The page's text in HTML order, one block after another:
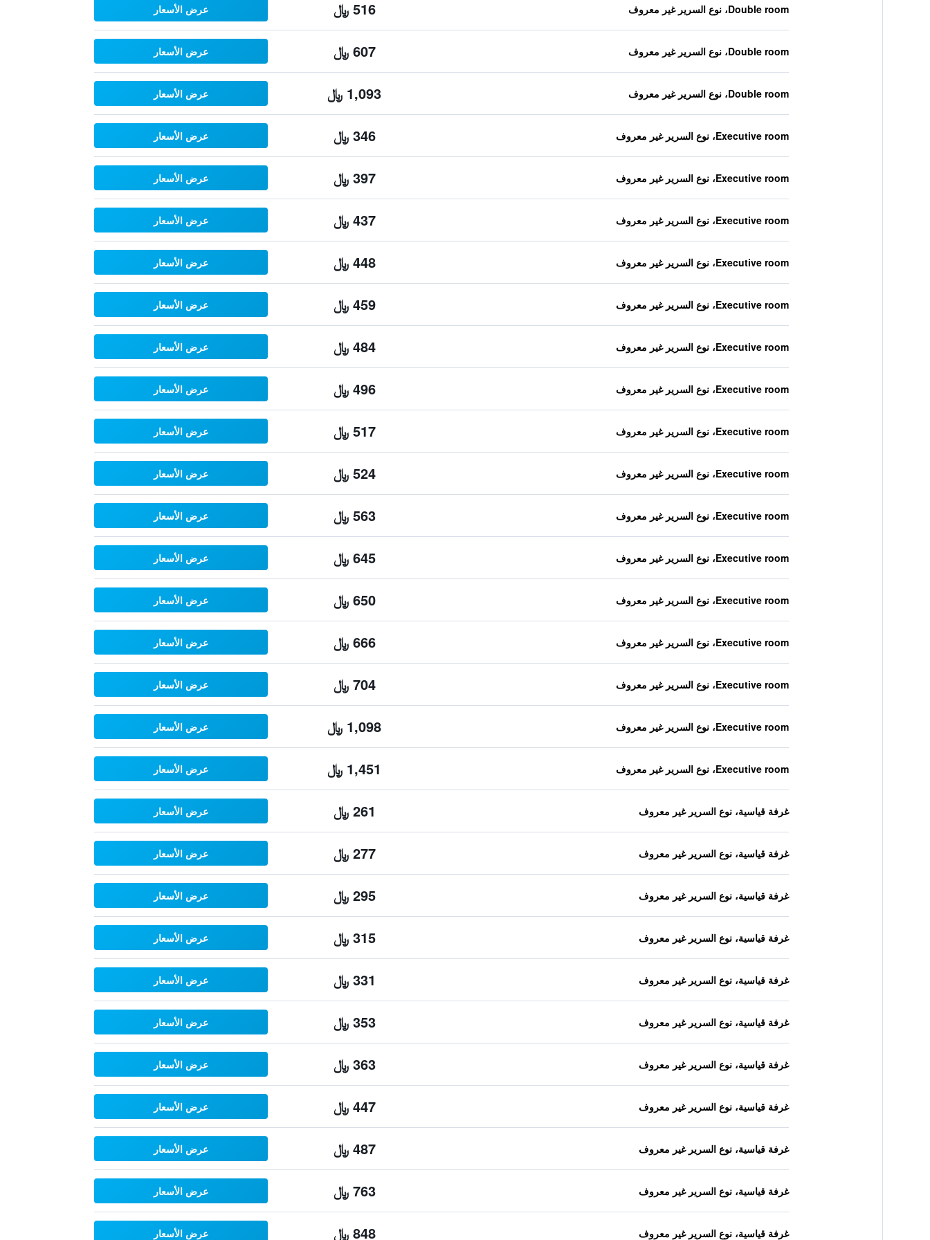
Double room، نوع السرير غير معروف 516 ﷼ عرض الأسعار
Double room، نوع السرير غير معروف 607 ﷼ عرض الأسعار
Double room، نوع السرير غير معروف 1,093 ﷼ عرض الأسعار
Executive room، نوع السرير غير معروف 346 ﷼ عرض الأسعار
Executive room، نوع السرير غير معروف 397 ﷼ عرض الأسعار
Executive room، نوع السرير غير معروف 437 ﷼ عرض الأسعار
Executive room، نوع السرير غير معروف 448 ﷼ عرض الأسعار
Executive room، نوع السرير غير معروف 459 ﷼ عرض الأسعار
Executive room، نوع السرير غير معروف 484 ﷼ عرض الأسعار
Executive room، نوع السرير غير معروف 496 ﷼ عرض الأسعار
Executive room، نوع السرير غير معروف 517 ﷼ عرض الأسعار
Executive room، نوع السرير غير معروف 524 ﷼ عرض الأسعار
Executive room، نوع السرير غير معروف 563 ﷼ عرض الأسعار
Executive room، نوع السرير غير معروف 645 ﷼ عرض الأسعار
Executive room، نوع السرير غير معروف 650 ﷼ عرض الأسعار
Executive room، نوع السرير غير معروف 666 ﷼ عرض الأسعار
Executive room، نوع السرير غير معروف 704 ﷼ عرض الأسعار
Executive room، نوع السرير غير معروف 1,098 ﷼ عرض الأسعار
Executive room، نوع السرير غير معروف 1,451 ﷼ عرض الأسعار
غرفة قياسية، نوع السرير غير معروف 261 ﷼ عرض الأسعار
غرفة قياسية، نوع السرير غير معروف 277 ﷼ عرض الأسعار
غرفة قياسية، نوع السرير غير معروف 295 ﷼ عرض الأسعار
غرفة قياسية، نوع السرير غير معروف 315 ﷼ عرض الأسعار
غرفة قياسية، نوع السرير غير معروف 331 ﷼ عرض الأسعار
غرفة قياسية، نوع السرير غير معروف 353 ﷼ عرض الأسعار
غرفة قياسية، نوع السرير غير معروف 363 ﷼ عرض الأسعار
غرفة قياسية، نوع السرير غير معروف 447 ﷼ عرض الأسعار
غرفة قياسية، نوع السرير غير معروف 487 ﷼ عرض الأسعار
غرفة قياسية، نوع السرير غير معروف 763 ﷼ عرض الأسعار
غرفة قياسية، نوع السرير غير معروف 848 ﷼ عرض الأسعار